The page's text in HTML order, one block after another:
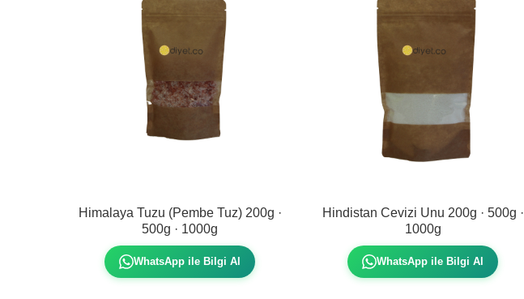
Himalaya Tuzu (Pembe Tuz) 200g ·
500g · 1000g
WhatsApp ile Bilgi Al
Hindistan Cevizi Unu 200g · 500g ·
1000g
WhatsApp ile Bilgi Al